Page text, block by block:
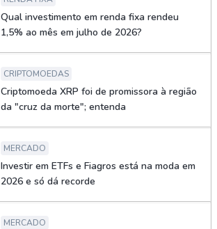
Qual investimento em renda fixa rendeu
1,5% ao mês em julho de 2026?
CRIPTOMOEDAS
Criptomoeda XRP foi de promissora à região
da "cruz da morte"; entenda
MERCADO
Investir em ETFs e Fiagros está na moda em
2026 e só dá recorde
MERCADO